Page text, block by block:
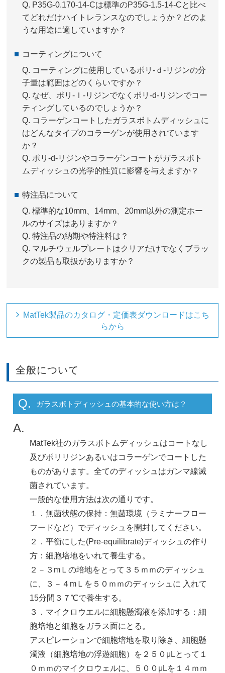
Q. P35G-0.170-14-Cは標準のP35G-1.5-14-Cと比べ
てどれだけハイトレランスなのでしょうか？どのよ
うな用途に適していますか？
コーティングについて
Q. コーティングに使用しているポリ-ｄ-リジンの分
子量は範囲はどのくらいですか？
Q. なぜ、ポリ-ｌ-リジンでなくポリ-d-リジンでコー
ティングしているのでしょうか？
Q. コラーゲンコートしたガラスボトムディッシュに
はどんなタイプのコラーゲンが使用されています
か？
Q. ポリ-d-リジンやコラーゲンコートがガラスボト
ムディッシュの光学的性質に影響を与えますか？
特注品について
Q.標準的な10mm、14mm、20mm以外の測定ホー
ルのサイズはありますか？
Q. 特注品の納期や特注料は？
Q. マルチウェルプレートはクリアだけでなくブラッ
クの製品も取扱がありますか？
MatTek製品のカタログ・定価表ダウンロードはこち
らから
全般について
Q. ガラスボトディッシュの基本的な使い方は？
A.
MatTek社のガラスボトムディッシュはコートなし
及びポリリジンあるいはコラーゲンでコートした
ものがあります。全てのディッシュはガンマ線滅
菌されています。
一般的な使用方法は次の通りです。
１．無菌状態の保持：無菌環境（ラミナーフロー
フードなど）でディッシュを開封してください。
２．平衡にした(Pre-equilibrate)ディッシュの作り
方：細胞培地をいれて養生する。
２－３mＬの培地をとって３５ｍｍのディッシュ
に、３－４mＬを５０ｍｍのディッシュに 入れて
15分間３７℃で養生する。
３．マイクロウエルに細胞懸濁液を添加する：細
胞培地と細胞をガラス面にとる。
アスピレーションで細胞培地を取り除き、細胞懸
濁液（細胞培地の浮遊細胞）を２５０μLとって１
０ｍｍのマイクロウェルに、５００μLを１４ｍｍ